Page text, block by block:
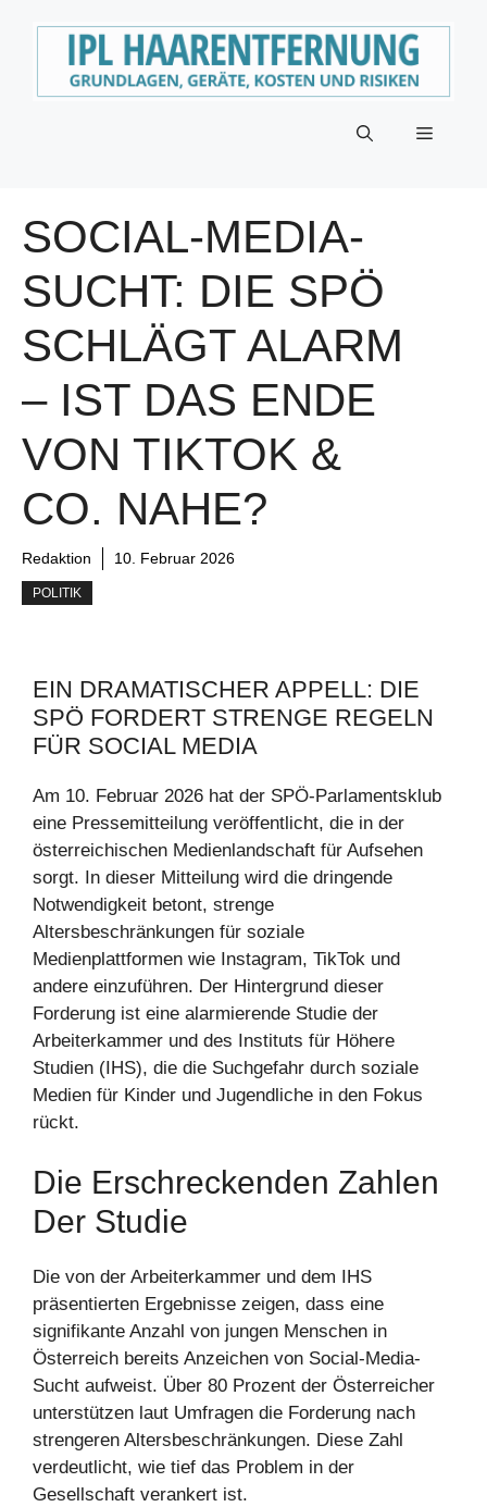
Menü
SOCIAL-MEDIA-
SUCHT: DIE SPÖ
SCHLÄGT ALARM
– IST DAS ENDE
VON TIKTOK &
CO. NAHE?
Redaktion 10. Februar 2026
POLITIK
EIN DRAMATISCHER APPELL: DIE
SPÖ FORDERT STRENGE REGELN
FÜR SOCIAL MEDIA
Am 10. Februar 2026 hat der SPÖ-Parlamentsklub
eine Pressemitteilung veröffentlicht, die in der
österreichischen Medienlandschaft für Aufsehen
sorgt. In dieser Mitteilung wird die dringende
Notwendigkeit betont, strenge
Altersbeschränkungen für soziale
Medienplattformen wie Instagram, TikTok und
andere einzuführen. Der Hintergrund dieser
Forderung ist eine alarmierende Studie der
Arbeiterkammer und des Instituts für Höhere
Studien (IHS), die die Suchgefahr durch soziale
Medien für Kinder und Jugendliche in den Fokus
rückt.
Die Erschreckenden Zahlen
Der Studie
Die von der Arbeiterkammer und dem IHS
präsentierten Ergebnisse zeigen, dass eine
signifikante Anzahl von jungen Menschen in
Österreich bereits Anzeichen von Social-Media-
Sucht aufweist. Über 80 Prozent der Österreicher
unterstützen laut Umfragen die Forderung nach
strengeren Altersbeschränkungen. Diese Zahl
verdeutlicht, wie tief das Problem in der
Gesellschaft verankert ist.